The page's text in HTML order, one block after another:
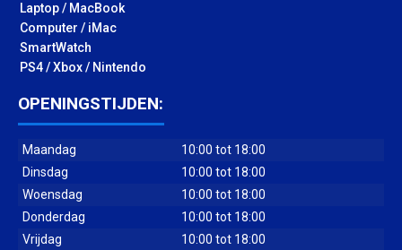
Laptop / MacBook
Computer / iMac
SmartWatch
PS4 / Xbox / Nintendo
OPENINGSTIJDEN:
Maandag
10:00 tot 18:00
Dinsdag
10:00 tot 18:00
Woensdag
10:00 tot 18:00
Donderdag
10:00 tot 18:00
Vrijdag
10:00 tot 18:00